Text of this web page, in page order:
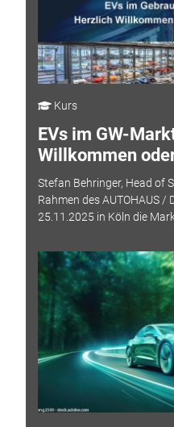
Kurs
EVs im GW-
Willkommen
Stefan Behringer, Head of
Rahmen des AUTOHAUS /
25.11.2025 in Köln die